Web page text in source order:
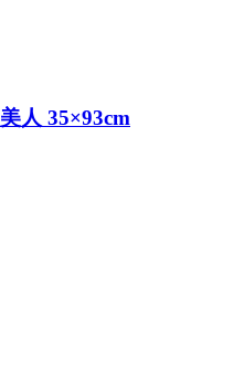
人 35×93cm